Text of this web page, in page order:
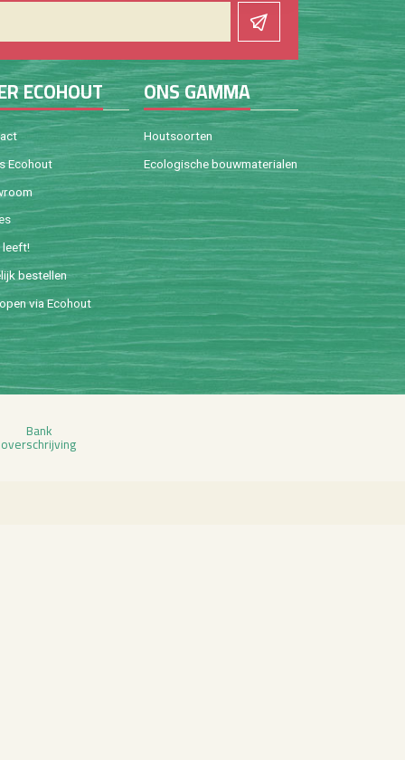
ECO­HOUT
Eco­hout
leeft!
be­stel­len
via Eco­hout
ONS GAMMA
Hout­soor­ten
Eco­lo­gi­sche bouw­ma­te­ri­a­len
Bank
over­schrij­ving